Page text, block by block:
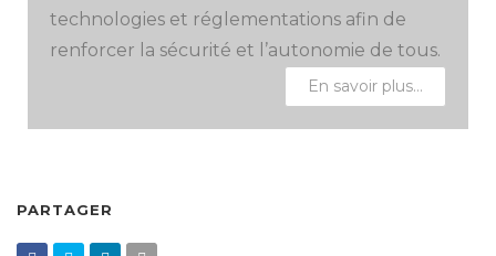
technologies et réglementations afin de
renforcer la sécurité et l’autonomie de tous.
En savoir plus…
PARTAGER